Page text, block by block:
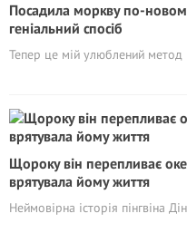
Посадила моркву по-
геніальний спосіб
Тепер це мій улюблений метод
Щороку він перепливає
врятувала йому життя
Неймовірна історія пінгвіна